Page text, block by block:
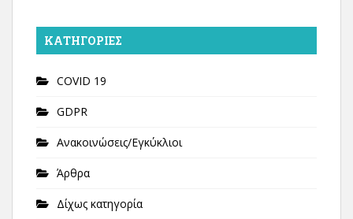
KΑΤΗΓΟΡΊΕΣ
COVID 19
GDPR
Ανακοινώσεις/Εγκύκλιοι
Άρθρα
Δίχως κατηγορία